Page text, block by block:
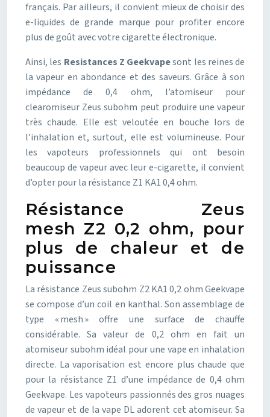
français. Par ailleurs, il convient mieux de choisir des
e-liquides de grande marque pour profiter encore
plus de goût avec votre cigarette électronique.
Ainsi, les Resistances Z Geekvapesont les reines de
la vapeur en abondance et des saveurs. Grâce à son
impédance de 0,4 ohm, l’atomiseur pour
clearomiseur Zeus subohm peut produire une vapeur
très chaude. Elle est veloutée en bouche lors de
l’inhalation et, surtout, elle est volumineuse. Pour
les vapoteurs professionnels qui ont besoin
beaucoup de vapeur avec leur e-cigarette, il convient
d’opter pour la résistance Z1 KA1 0,4 ohm.
Résistance Zeus
mesh Z2 0,2 ohm, pour
plus de chaleur et de
puissance
La résistance Zeus subohm Z2 KA1 0,2 ohm Geekvape
se compose d’un coil en kanthal. Son assemblage de
type « mesh » offre une surface de chauffe
considérable. Sa valeur de 0,2 ohm en fait un
atomiseur subohm idéal pour une vape en inhalation
directe. La vaporisation est encore plus chaude que
pour la résistance Z1 d’une impédance de 0,4 ohm
Geekvape. Les vapoteurs passionnés des gros nuages
de vapeur et de la vape DL adorent cet atomiseur. Sa